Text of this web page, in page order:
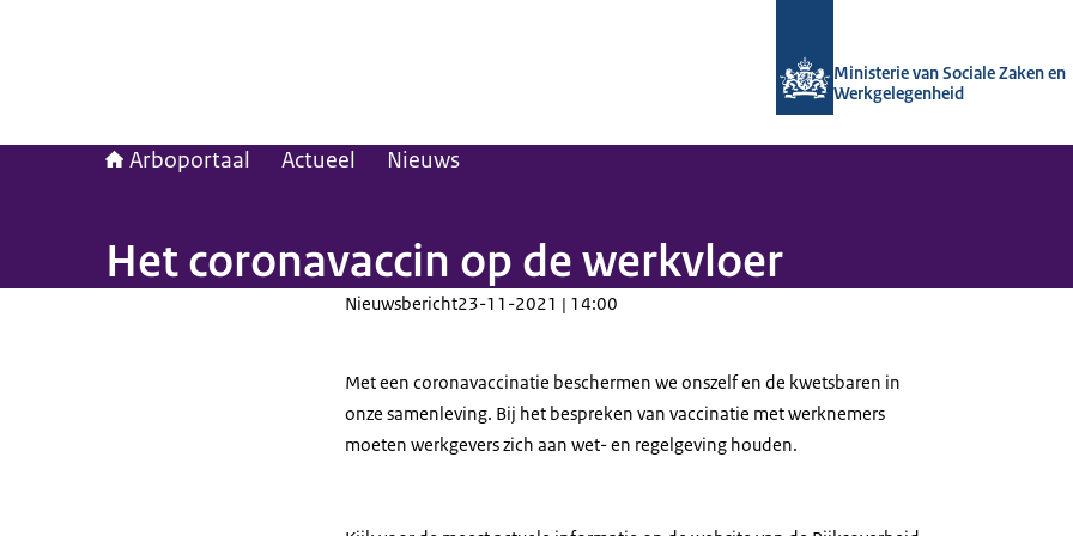
Ministerie van Sociale Zaken en
Werkgelegenheid
Arboportaal Actueel Nieuws
Het coronavaccin op de werkvloer
Nieuwsbericht23-11-2021 | 14:00
Met een coronavaccinatie beschermen we onszelf en de kwetsbaren in
onze samenleving. Bij het bespreken van vaccinatie met werknemers
moeten werkgevers zich aan wet- en regelgeving houden.